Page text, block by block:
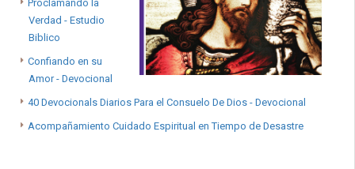
Proclamando la
Verdad - Estudio
Biblico
Confiando en su
Amor - Devocional
40 Devocionals Diarios Para el Consuelo De Dios - Devocional
Acompañamiento Cuidado Espiritual en Tiempo de Desastre